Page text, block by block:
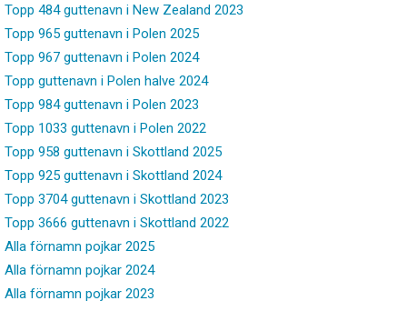
Topp 484 guttenavn i New Zealand 2023
Topp 965 guttenavn i Polen 2025
Topp 967 guttenavn i Polen 2024
Topp guttenavn i Polen halve 2024
Topp 984 guttenavn i Polen 2023
Topp 1033 guttenavn i Polen 2022
Topp 958 guttenavn i Skottland 2025
Topp 925 guttenavn i Skottland 2024
Topp 3704 guttenavn i Skottland 2023
Topp 3666 guttenavn i Skottland 2022
Alla förnamn pojkar 2025
Alla förnamn pojkar 2024
Alla förnamn pojkar 2023